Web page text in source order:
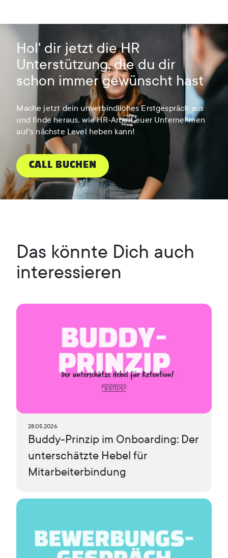
Hol' dir jetzt die HR
Unterstützung, die du dir
schon immer gewünscht hast
Mache jetzt dein unverbindliches Erstgespräch aus
und finde heraus, wie HR-Arbeit euer Unternehmen
auf's nächste Level heben kann!
CALL BUCHEN
Das könnte Dich auch
interessieren
28.05.2026
Buddy-Prinzip im Onboarding: Der
unterschätzte Hebel für
Mitarbeiterbindung